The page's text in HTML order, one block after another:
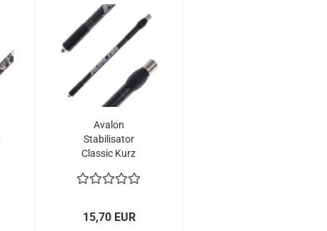
Avalon
Stabilisator
Classic Kurz
15,70 EUR